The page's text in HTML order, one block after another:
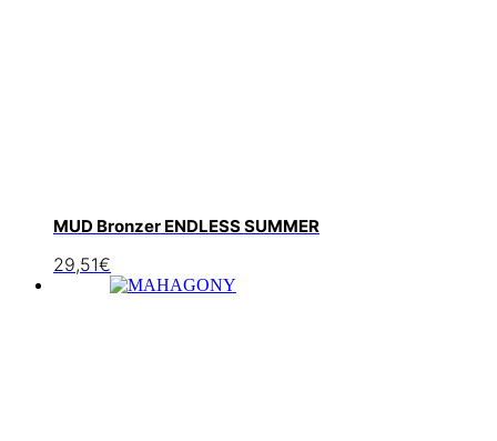
MUD Bronzer ENDLESS SUMMER
29,51€